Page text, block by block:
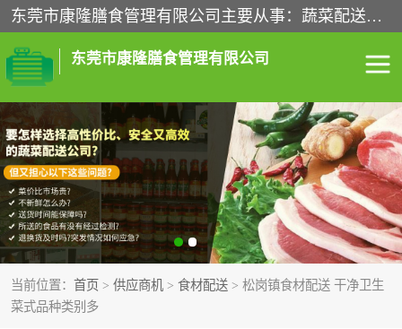
东莞市康隆膳食管理有限公司主要从事：蔬菜配送、食堂承包、企业工厂食堂承包、机关单位食堂承包、调味品配送、粮油配送、干货配送、副食配送、水果配送、海鲜配送等业务，东莞蔬菜配送电话，咨询在线客服。
东莞市康隆膳食管理有限公司
当前位置： 首页 > 供应商机 > 食材配送 > 松岗镇食材配送 干净卫生
菜式品种类别多
食堂承包 蔬菜配送
粮油配送 鲜肉配送
海鲜配送 食材配送
调料配送 企业工厂食堂承包